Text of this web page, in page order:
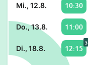
Mi., 12.8. 10:30
Do., 13.8. 11:00
Di., 18.8. 12:15
3